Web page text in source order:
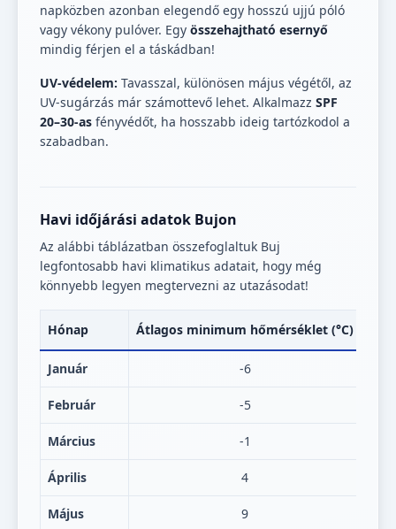
napközben azonban elegendő egy hosszú ujjú póló
vagy vékony pulóver. Egy összehajtható esernyő
mindig férjen el a táskádban!
UV-védelem: Tavasszal, különösen május végétől, az
UV-sugárzás már számottevő lehet. Alkalmazz SPF
20–30-as fényvédőt, ha hosszabb ideig tartózkodol a
szabadban.
Havi időjárási adatok Bujon
Az alábbi táblázatban összefoglaltuk Buj
legfontosabb havi klimatikus adatait, hogy még
könnyebb legyen megtervezni az utazásodat!
Hónap Átlagos minimum hőmérséklet (°C)
Január -6
Február -5
Március -1
Április 4
Május 9